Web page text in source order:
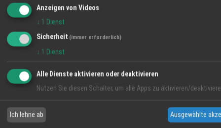
Feng Shui 2
Planwerk Gehle
Video
Video
Anzeigen von Videos
↓ 1 Dienst
Sicherheit (immer erforderlich)
↓ 1 Dienst
Alle Dienste aktivieren oder deaktivieren
Nutzen Sie diesen Schalter, um alle Apps zu aktivieren/
Ich lehne ab Ausgewählte